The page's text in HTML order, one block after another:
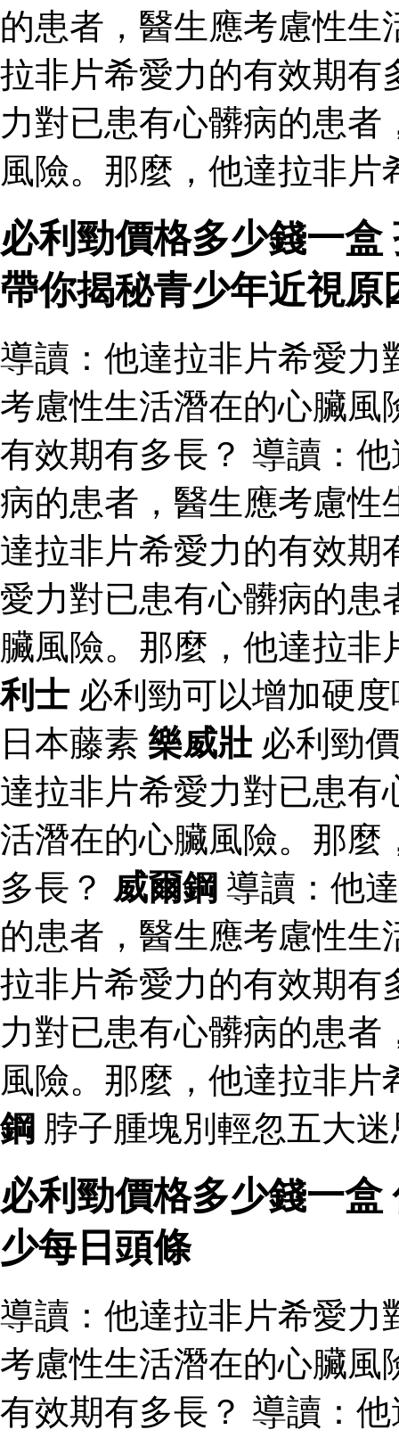
的患者，醫生應考慮性
拉非片希愛力的有效期有
力對已患有心髒病的患
風險。那麼，他達拉非
必利勁價格多少錢一
帶你揭秘青少年近視原
導讀：他達拉非片希愛力
考慮性生活潛在的心臟風
有效期有多長？ 導讀：
病的患者，醫生應考慮性
達拉非片希愛力的有效期
愛力對已患有心髒病的患
臟風險。那麼，他達拉
利士 必利勁可以增加硬
日本藤素 樂威壯必利勁
達拉非片希愛力對已患有
活潛在的心臟風險。那麼
多長？ 威爾鋼 導讀：他
的患者，醫生應考慮性
拉非片希愛力的有效期有
力對已患有心髒病的患
風險。那麼，他達拉非
鋼 脖子腫塊別輕忽五大
必利勁價格多少錢一
少每日頭條
導讀：他達拉非片希愛力
考慮性生活潛在的心臟風
有效期有多長？ 導讀：